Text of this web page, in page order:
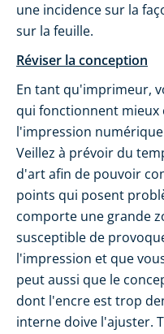
une incidence sur la
sur la feuille.
Réviser la conception
En tant qu'imprimeur,
qui fonctionnent
l'impression
Veillez à prévoir du
d'art afin de pouvoir
points qui posent
comporte une grande
susceptible de
l'impression et que
peut aussi que le
dont l'encre est trop
interne doive l'ajuster.